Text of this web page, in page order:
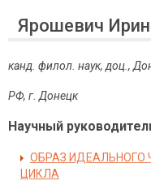
Ярошевич
канд. филол. наук, доц.,
РФ, г. Донецк
Научный
ОБРАЗ ИДЕАЛЬНОГО
ЦИКЛА